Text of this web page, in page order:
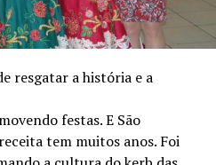
resgatar a história e a
festas. E São
tem muitos anos. Foi